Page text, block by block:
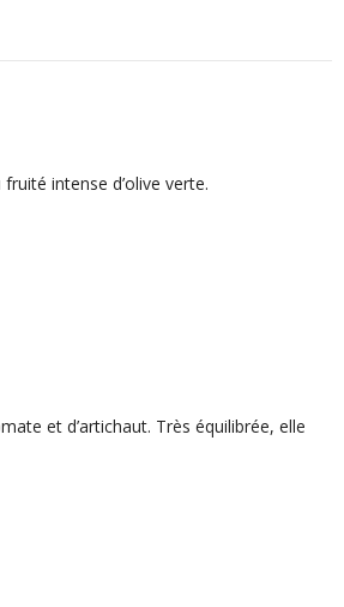
intense d’olive verte.
et d’artichaut. Très équilibrée, elle